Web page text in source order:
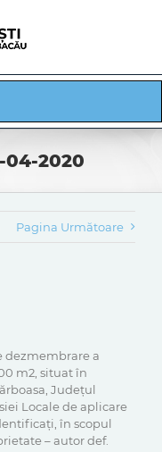
04-2020
Pagina Următoare
dezmembrare a
m2, situat în
Judeţul
Locale de aplicare
în scopul
– autor def.